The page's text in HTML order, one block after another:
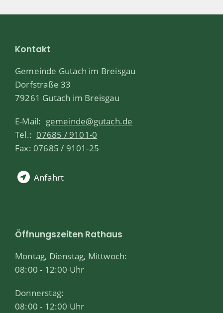
Kontakt
Gemeinde Gutach im Breisgau
Dorfstraße 33
79261 Gutach im Breisgau
E-Mail: gemeinde@gutach.de
Tel.: 07685 / 9101-0
Fax: 07685 / 9101-25
Anfahrt
Öffnungszeiten Rathaus
Montag, Dienstag, Mittwoch:
08:00 - 12:00 Uhr
Donnerstag:
08:00 - 12:00 Uhr